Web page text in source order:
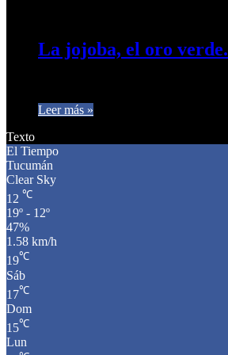
La jojoba, el oro verde.
Leer más »
Texto
El Tiempo
Tucumán
Clear Sky
12 ℃
19º - 12º
47%
1.58 km/h
19℃
Sáb
17℃
Dom
15℃
Lun